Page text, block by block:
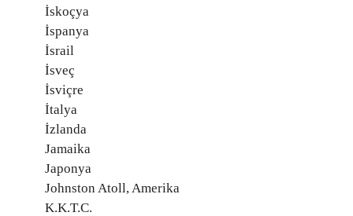
İskoçya
İspanya
İsrail
İsveç
İsviçre
İtalya
İzlanda
Jamaika
Japonya
Johnston Atoll, Amerika
K.K.T.C.